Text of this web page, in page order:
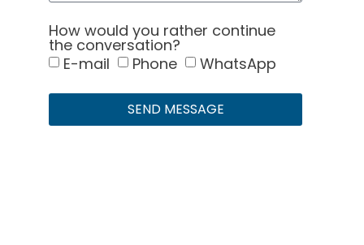
How would you rather continue
the conversation?
E-mail
Phone WhatsApp
SEND MESSAGE